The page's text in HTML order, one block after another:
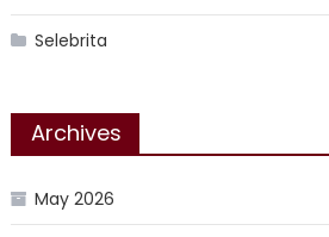
Selebrita
Archives
May 2026